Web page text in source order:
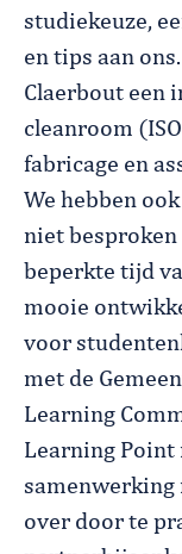
studiekeuze,
en tips aan
Claerbout een
cleanroom
fabricage en
We hebben
niet
beperkte tijd
mooie
voor
met de
Learning
Learning Point
samenwerking
over door te